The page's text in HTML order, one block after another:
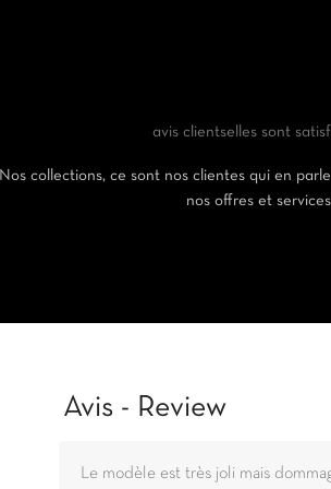
avis clientselles sont
Nos collections, ce sont nos clientes qui en
nos offres et services
Avis - Review
Le modèle est très joli mais